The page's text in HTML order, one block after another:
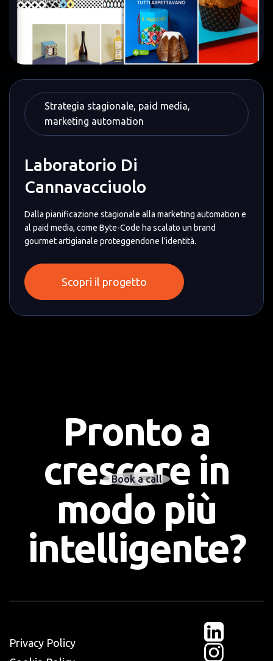
Strategia stagionale, paid media,
marketing automation
Laboratorio Di
Cannavacciuolo
Dalla pianificazione stagionale alla marketing automation e
al paid media, come Byte-Code ha scalato un brand
gourmet artigianale proteggendone l’identità.
Scopri il progetto
Pronto a
crescere in
modo più
intelligente?
Book a call
Privacy Policy